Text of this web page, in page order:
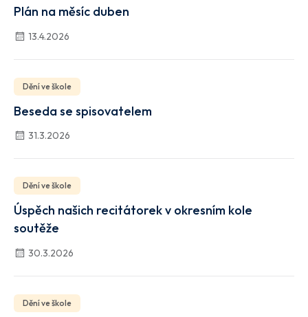
Plán na měsíc duben
13.4.2026
Dění ve škole
Beseda se spisovatelem
31.3.2026
Dění ve škole
Úspěch našich recitátorek v okresním kole
soutěže
30.3.2026
Dění ve škole